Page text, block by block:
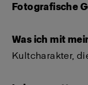
Fotografische
Was ich mit
Kultcharakter,